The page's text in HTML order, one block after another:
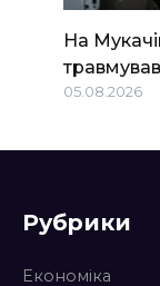
На
травмував
05.08.2026
Рубрики
Економіка